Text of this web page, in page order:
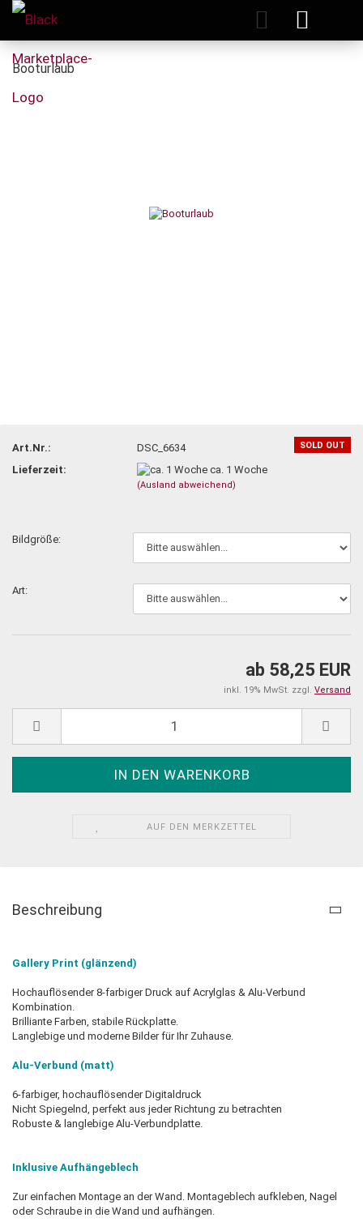
Booturlaub
SOLD OUT
Art.Nr.:
DSC_6634
Lieferzeit:
ca. 1 Woche
(Ausland abweichend)
Bildgröße:
Art:
ab 58,25 EUR
inkl. 19% MwSt. zzgl. Versand
AUF DEN MERKZETTEL
Beschreibung
Gallery Print (glänzend)
Hochauflösender ​8-farbiger Druck auf Acrylglas & Alu-Verbund
Kombination.
Brilliante Farben, stabile Rückplatte.
Langlebige und moderne Bilder für Ihr Zuhause.
Alu-Verbund (matt)
6-farbiger, hochauflösender Digitaldruck
Nicht Spiegelnd, perfekt aus jeder Richtung zu betrachten
Robuste & langlebige Alu-Verbundplatte.
Inklusive Aufhängeblech
Zur einfachen Montage an der Wand. Montageblech aufkleben, Nagel
oder Schraube in die Wand und aufhängen.